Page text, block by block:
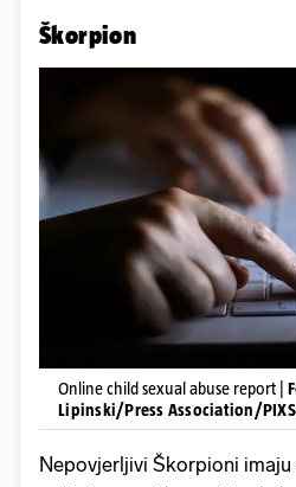
Škorpion
Online child sexual abuse report |
Lipinski/Press Association/
Nepovjerljivi Škorpioni